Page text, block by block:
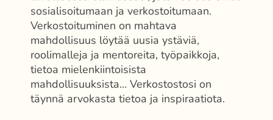
sosialisoitumaan ja verkostoitumaan.
Verkostoituminen on mahtava
mahdollisuus löytää uusia ystäviä,
roolimalleja ja mentoreita, työpaikkoja,
tietoa mielenkiintoisista
mahdollisuuksista… Verkostostosi on
täynnä arvokasta tietoa ja inspiraatiota.